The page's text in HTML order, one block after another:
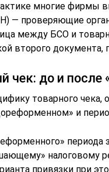
многие фирмы
— проверяющие
между БСО и
второго документа,
чек: до и
товарного чека,
и
периода
налоговому
привязки при